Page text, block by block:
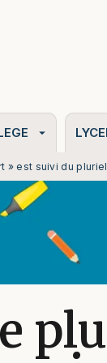
arrow_drop_down
» est suivi du pluriel